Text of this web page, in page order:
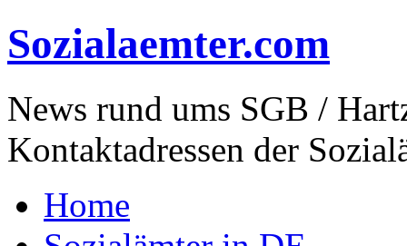
Sozialaemter.com
News rund ums SGB /
Kontaktadressen der
Home